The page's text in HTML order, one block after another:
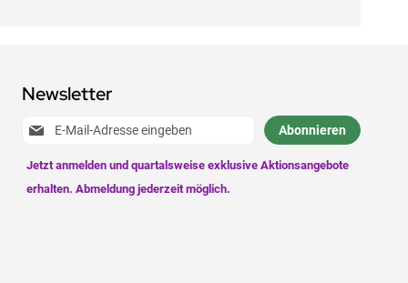
Newsletter
Anmeldung
Newsletter:
Abonnieren